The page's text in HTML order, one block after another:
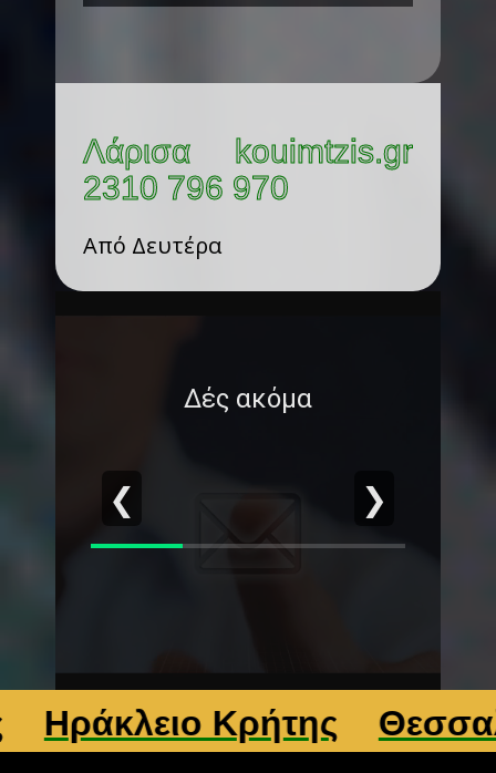
Λάρισα kouimtzis.gr
2310 796 970
Από Δευτέρα
Δές ακόμα
❮ ❯
Κρήτης